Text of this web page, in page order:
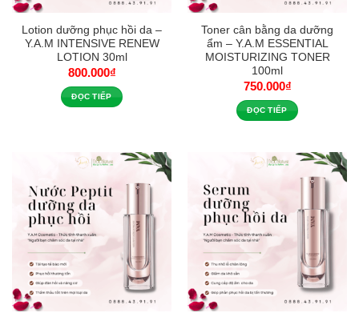
Lotion dưỡng phục hồi da –
Y.A.M INTENSIVE RENEW
LOTION 30ml
800.000₫
ĐỌC TIẾP
Toner cân bằng da dưỡng
ẩm – Y.A.M ESSENTIAL
MOISTURIZING TONER
100ml
750.000₫
ĐỌC TIẾP